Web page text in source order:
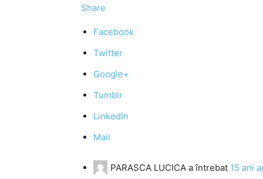
Share
Facebook
Twitter
Google+
Tumblr
LinkedIn
Mail
PARASCA LUCICA a întrebat 15 ani